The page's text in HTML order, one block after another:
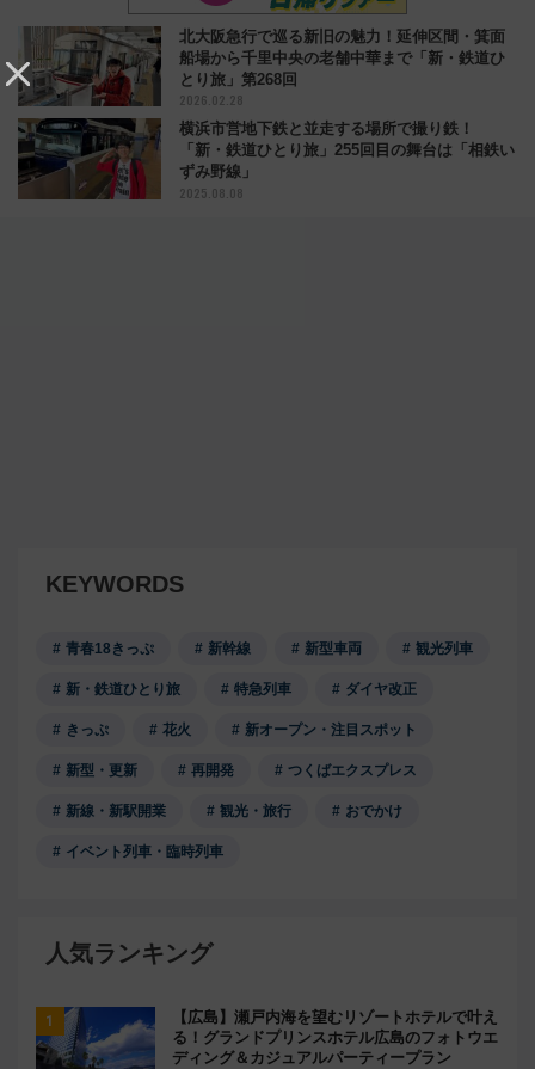
北大阪急行で巡る新旧の魅力！延伸区間・箕面
船場から千里中央の老舗中華まで「新・鉄道ひ
とり旅」第268回
2026.02.28
横浜市営地下鉄と並走する場所で撮り鉄！
「新・鉄道ひとり旅」255回目の舞台は「相鉄い
ずみ野線」
2025.08.08
KEYWORDS
青春18きっぷ 新幹線 新型車両 観光列車
新・鉄道ひとり旅 特急列車 ダイヤ改正
きっぷ 花火 新オープン・注目スポット
新型・更新 再開発 つくばエクスプレス
新線・新駅開業 観光・旅行 おでかけ
イベント列車・臨時列車
人気ランキング
【広島】瀬戸内海を望むリゾートホテルで叶え
る！グランドプリンスホテル広島のフォトウエ
ディング＆カジュアルパーティープラン